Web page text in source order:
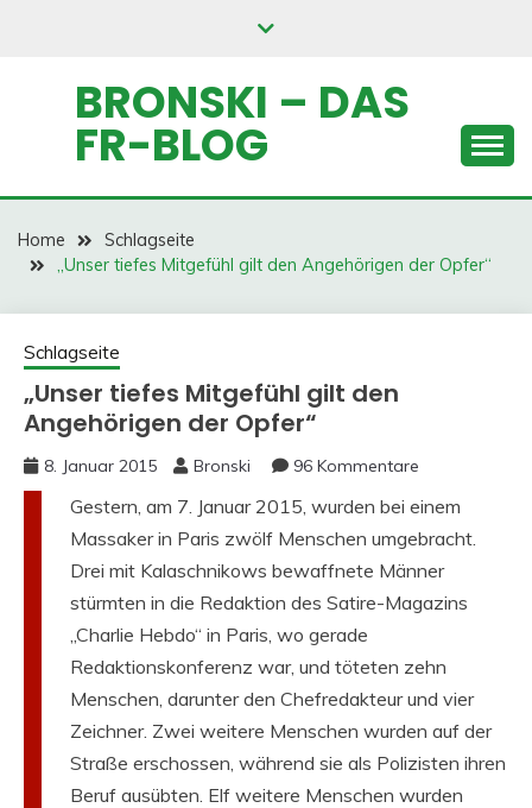
BRONSKI – DAS
FR-BLOG
Home
Schlagseite
„Unser tiefes Mitgefühl gilt den Angehörigen der Opfer“
Schlagseite
„Unser tiefes Mitgefühl gilt den
Angehörigen der Opfer“
8. Januar 2015 Bronski 96 Kommentare
Gestern, am 7. Januar 2015, wurden bei einem
Massaker in Paris zwölf Menschen umgebracht.
Drei mit Kalaschnikows bewaffnete Männer
stürmten in die Redaktion des Satire-Magazins
„Charlie Hebdo“ in Paris, wo gerade
Redaktionskonferenz war, und töteten zehn
Menschen, darunter den Chefredakteur und vier
Zeichner. Zwei weitere Menschen wurden auf der
Straße erschossen, während sie als Polizisten ihren
Beruf ausübten. Elf weitere Menschen wurden